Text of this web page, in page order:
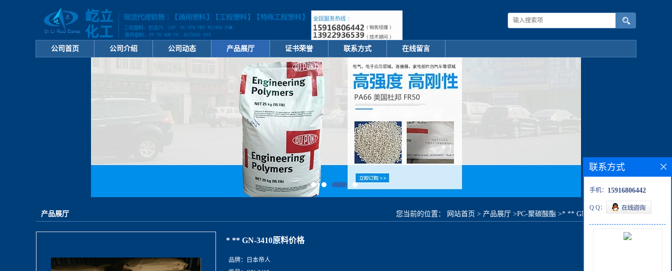
公司首页 公司介绍 公司动态 产品展厅 证书荣誉 联系方式 在线留言
产品展厅 您当前的位置： 网站首页 > 产品展厅 >PC-聚碳酸酯 >* ** GN-3410原料价格
* ** GN-3410原料价格
品牌：
日本帝人
联系方式
手机： 15916806442
Q Q：